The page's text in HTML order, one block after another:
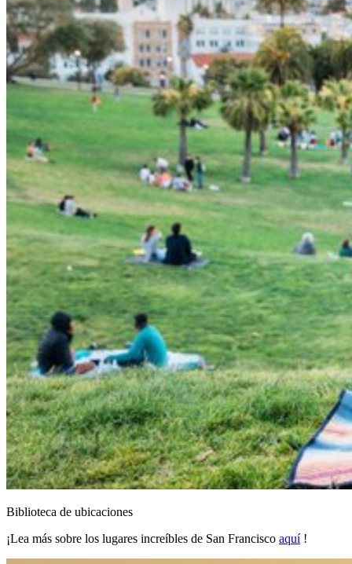
Biblioteca de ubicaciones
¡Lea más sobre los lugares increíbles de San Francisco aquí!